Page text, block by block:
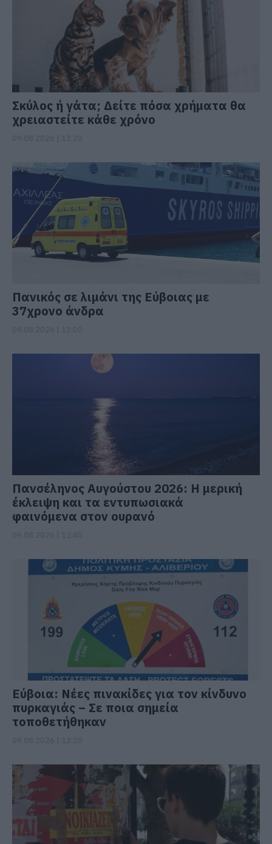
Σκύλος ή γάτα; Δείτε πόσα χρήματα θα
χρειαστείτε κάθε χρόνο
Πανικός σε λιμάνι της Εύβοιας με
37χρονο άνδρα
Πανσέληνος Αυγούστου 2026: Η μερική
έκλειψη και τα εντυπωσιακά
φαινόμενα στον ουρανό
Εύβοια: Νέες πινακίδες για τον κίνδυνο
πυρκαγιάς – Σε ποια σημεία
τοποθετήθηκαν